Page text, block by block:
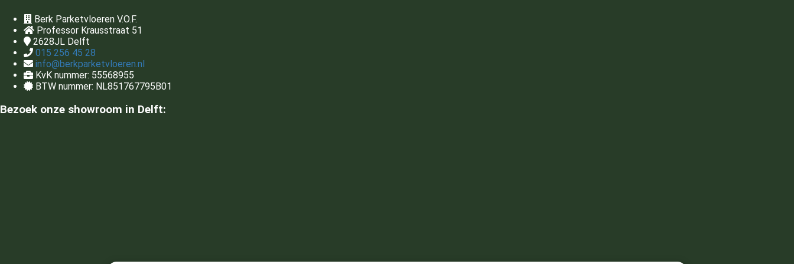
Berk Parketvloeren V.O.F.
Professor Krausstraat 51
2628JL Delft
015 256 45 28
info@berkparketvloeren.nl
KvK nummer: 55568955
BTW nummer: NL851767795B01
Bezoek onze showroom in Delft: